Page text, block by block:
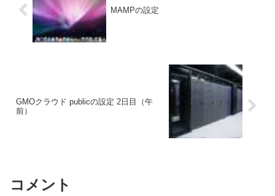
MAMPの設定
GMOクラウド publicの設定 2日目（午
前）
コメント